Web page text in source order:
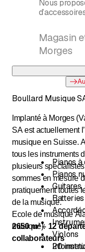
Nous
clients.
Magasin de
Magasin
Morges
Boullard Musique
Implanté à Morges
SA est actuellement
musique en Suisse.
tous les instruments
plusieurs
sommes en mesure
pratiquement toutes
de la musique.
2650 m² – 12
collaborateurs
Pianos
Pianos
Violons
Ecole de musique
musique):
20